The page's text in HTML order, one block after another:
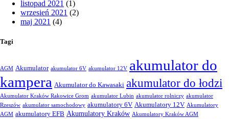
listopad 2021 (1)
wrzesień 2021 (2)
maj 2021 (4)
Tagi
AGM Akumulator akumulator 6V akumulator 12V akumulator do
kampera Akumulator do Kawasaki akumulator do łodzi
Akumulator Kraków Rakowice Grom akumulator Lubin akumulator rolniczy akumulator
Rzeszów akumulator samochodowy akumulatory 6V Akumulatory 12V Akumulatory
AGM akumulatory EFB Akumulatory Kraków Akumulatory Kraków AGM